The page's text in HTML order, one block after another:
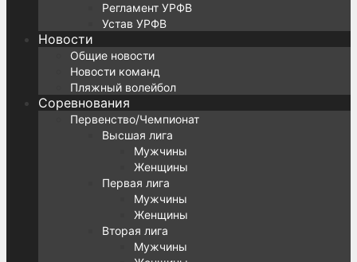
Регламент УРФВ
Устав УРФВ
Новости
Общие новости
Новости команд
Пляжный волейбол
Соревнования
Первенство/Чемпионат
Высшая лига
Мужчины
Женщины
Первая лига
Мужчины
Женщины
Вторая лига
Мужчины